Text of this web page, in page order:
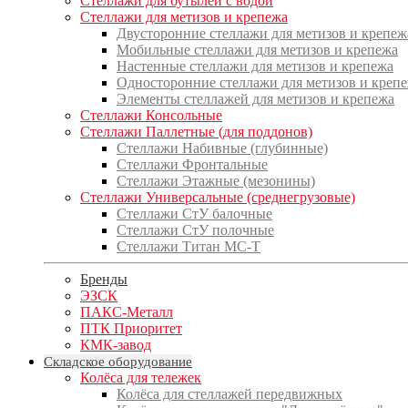
Стеллажи для метизов и крепежа
Двусторонние стеллажи для метизов и
Мобильные стеллажи для метизов и крепежа
Настенные стеллажи для метизов и крепежа
Односторонние стеллажи для метизов и
Элементы стеллажей для метизов и крепежа
Стеллажи Консольные
Стеллажи Паллетные (для поддонов)
Стеллажи Набивные (глубинные)
Стеллажи Фронтальные
Стеллажи Этажные (мезонины)
Стеллажи Универсальные (среднегрузовые)
Стеллажи СтУ балочные
Стеллажи СтУ полочные
Стеллажи Титан МС-Т
Бренды
ЭЗСК
ПАКС-Металл
ПТК Приоритет
КМК-завод
Складское оборудование
Колёса для тележек
Колёса для стеллажей передвижных